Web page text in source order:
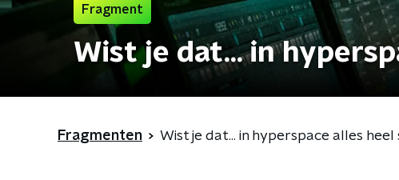
Fragment
Wist je dat... in
Fragmenten Wist je dat... in hyperspace alles heel